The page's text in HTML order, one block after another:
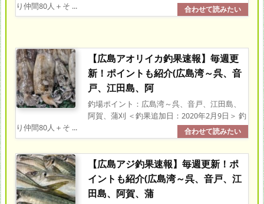
り仲間80人＋そ ...
【広島アオリイカ釣果速報】毎週更
新！ポイントも紹介(広島湾～呉、音
戸、江田島、阿
釣場ポイント：広島湾～呉、音戸、江田島、
阿賀、蒲刈 ＜釣果追加日：2020年2月9日＞ 釣
り仲間80人＋そ ...
【広島アジ釣果速報】毎週更新！ポ
イントも紹介(広島湾～呉、音戸、江
田島、阿賀、蒲